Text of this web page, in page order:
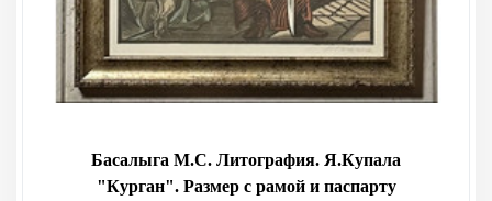
Басалыга М.С. Литография. Я.Купала
"Курган". Размер с рамой и паспарту